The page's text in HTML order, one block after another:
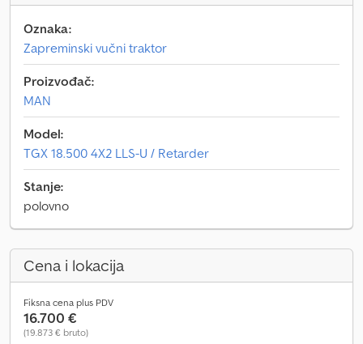
Oznaka:
Zapreminski vučni traktor
Proizvođač:
MAN
Model:
TGX 18.500 4X2 LLS-U / Retarder
Stanje:
polovno
Cena i lokacija
Fiksna cena plus PDV
16.700 €
(19.873 € bruto)